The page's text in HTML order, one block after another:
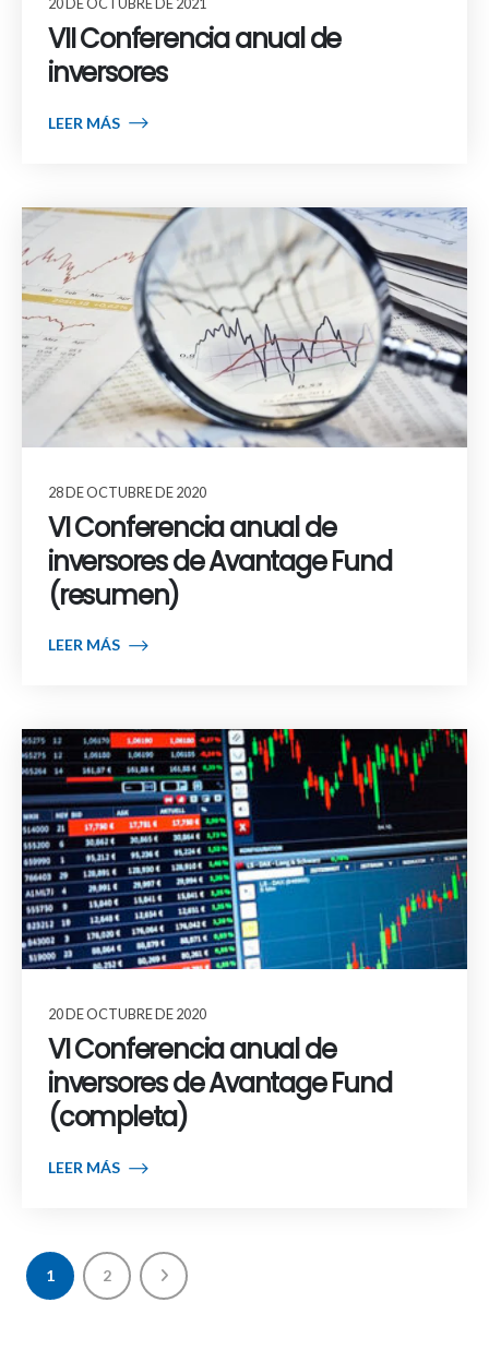
VII Conferencia anual de
inversores
LEER MÁS
28 DE OCTUBRE DE 2020
VI Conferencia anual de
inversores de Avantage Fund
(resumen)
LEER MÁS
20 DE OCTUBRE DE 2020
VI Conferencia anual de
inversores de Avantage Fund
(completa)
LEER MÁS
1 2